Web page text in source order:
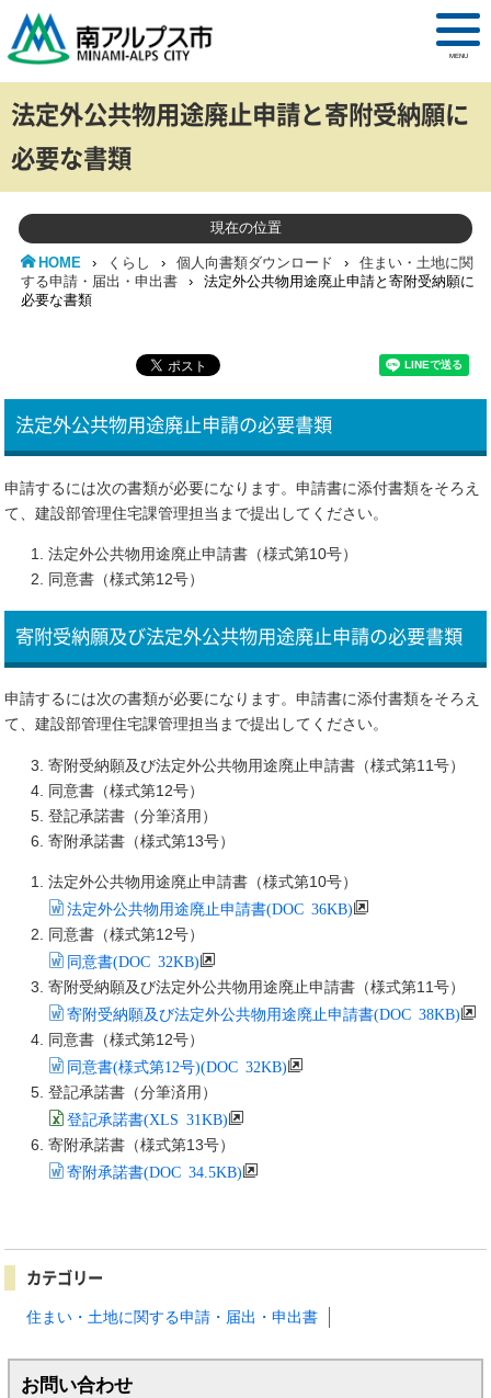
MENU
法定外公共物用途廃止申請と寄附受納願に
必要な書類
現在の位置
HOME › くらし › 個人向書類ダウンロード ›
住まい・土地に関
する申請・届出・申出書
›
法定外公共物用途廃止申請と寄附受納願に
必要な書類
法定外公共物用途廃止申請の必要書類
申請するには次の書類が必要になります。申請書に添付書類をそろえ
て、建設部管理住宅課管理担当まで提出してください。
法定外公共物用途廃止申請書（様式第10号）
同意書（様式第12号）
寄附受納願及び法定外公共物用途廃止申請の必要書類
申請するには次の書類が必要になります。申請書に添付書類をそろえ
て、建設部管理住宅課管理担当まで提出してください。
寄附受納願及び法定外公共物用途廃止申請書（様式第11号）
同意書（様式第12号）
登記承諾書（分筆済用）
寄附承諾書（様式第13号）
法定外公共物用途廃止申請書（様式第10号）
法定外公共物用途廃止申請書(DOC 36KB)
同意書（様式第12号）
同意書(DOC 32KB)
寄附受納願及び法定外公共物用途廃止申請書（様式第11号）
寄附受納願及び法定外公共物用途廃止申請書(DOC 38KB)
同意書（様式第12号）
同意書(様式第12号)(DOC 32KB)
登記承諾書（分筆済用）
登記承諾書(XLS 31KB)
寄附承諾書（様式第13号）
寄附承諾書(DOC 34.5KB)
カテゴリー
住まい・土地に関する申請・届出・申出書
お問い合わせ